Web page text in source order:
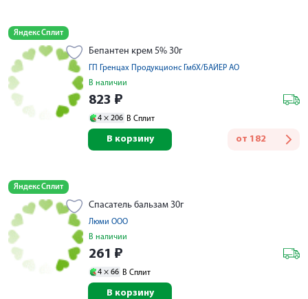
Яндекс Сплит
Бепантен крем 5% 30г
ГП Гренцах Продукционс ГмбХ/БАЙЕР АО
В наличии
823 ₽
4 × 206 В Сплит
от 182
В корзину
Яндекс Сплит
Спасатель бальзам 30г
Люми ООО
В наличии
261 ₽
4 × 66 В Сплит
В корзину